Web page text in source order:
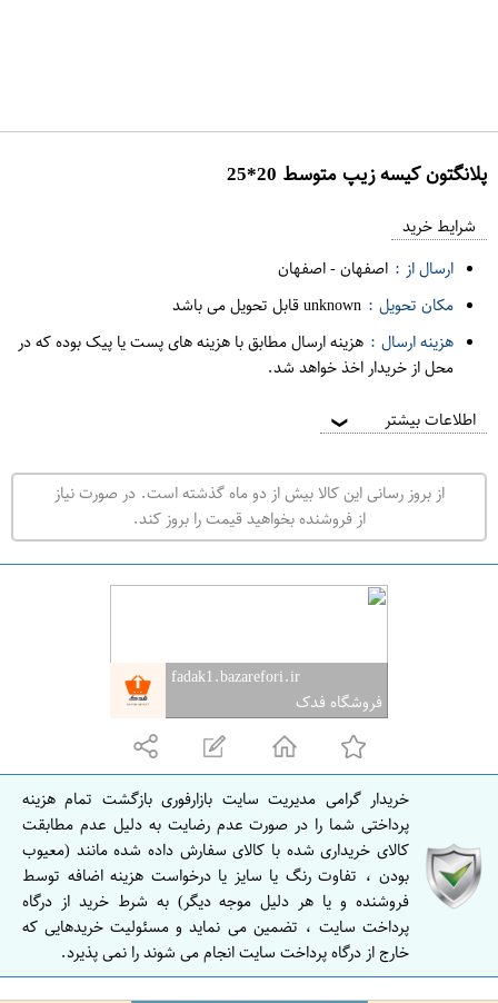
پلانگتون کيسه زيپ متوسط 20*25
ف
ر
ت
ه
ر
ا
ص
ه
ا
ا
ص
ف
ه
ا
ن
شرایط خرید
ارسال از : اصفهان-اصفهان
مکان تحویل : unknown قابل تحویل می باشد
هزینه ارسال : هزینه ارسال مطابق با هزینه های پست یا پیک بوده که در
محل از خریدار اخذ خواهد شد.
اطلاعات بیشتر ❯
از بروز رسانی این کالا بیش از دو ماه گذشته است. در صورت نیاز
از فروشنده بخواهید قیمت را بروز کند.
fadak1.bazarefori.ir
فروشگاه فدک
خریدار گرامی مدیریت سایت بازارفوری بازگشت تمام هزینه
پرداختی شما را در صورت عدم رضایت به دلیل عدم مطابقت
کالای خریداری شده با کالای سفارش داده شده مانند (معیوب
بودن ، تفاوت رنگ یا سایز یا درخواست هزینه اضافه توسط
فروشنده و یا هر دلیل موجه دیگر) به شرط خرید از درگاه
پرداخت سایت ، تضمین می نماید و مسئولیت خریدهایی که
خارج از درگاه پرداخت سایت انجام می شوند را نمی پذیرد.